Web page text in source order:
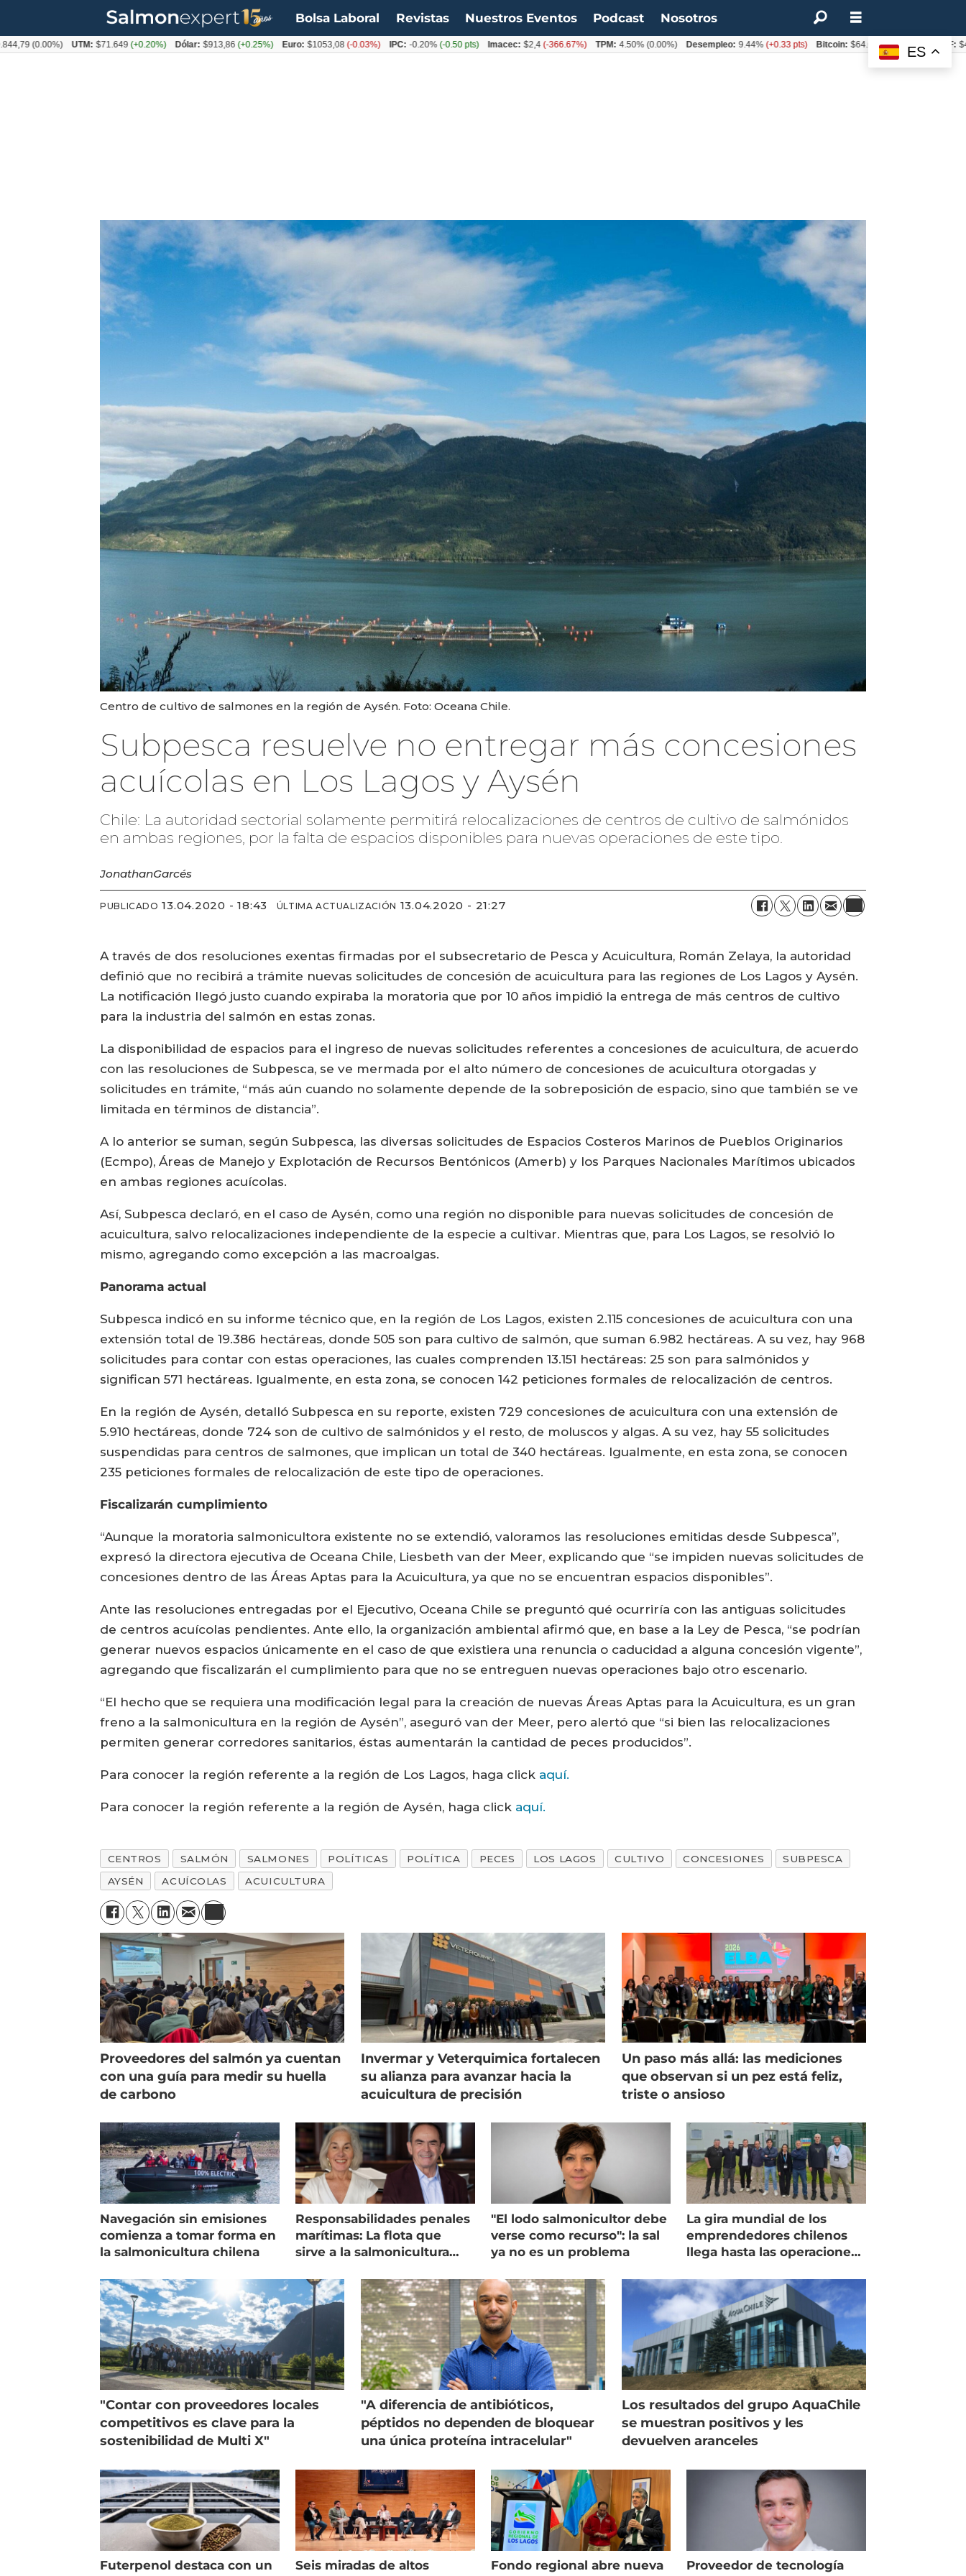
Bolsa Laboral Revistas Nuestros Eventos Podcast Nosotros
Centro de cultivo de salmones en la región de Aysén. Foto: Oceana Chile.
Subpesca resuelve no entregar más concesiones
acuícolas en Los Lagos y Aysén
Chile: La autoridad sectorial solamente permitirá relocalizaciones de centros de cultivo de salmónidos
en ambas regiones, por la falta de espacios disponibles para nuevas operaciones de este tipo.
JonathanGarcés
PUBLICADO 13.04.2020 - 18:43 ÚLTIMA ACTUALIZACIÓN 13.04.2020 - 21:27
A través de dos resoluciones exentas firmadas por el subsecretario de Pesca y Acuicultura, Román Zelaya, la autoridad
definió que no recibirá a trámite nuevas solicitudes de concesión de acuicultura para las regiones de Los Lagos y Aysén.
La notificación llegó justo cuando expiraba la moratoria que por 10 años impidió la entrega de más centros de cultivo
para la industria del salmón en estas zonas.
La disponibilidad de espacios para el ingreso de nuevas solicitudes referentes a concesiones de acuicultura, de acuerdo
con las resoluciones de Subpesca, se ve mermada por el alto número de concesiones de acuicultura otorgadas y
solicitudes en trámite, “más aún cuando no solamente depende de la sobreposición de espacio, sino que también se ve
limitada en términos de distancia”.
A lo anterior se suman, según Subpesca, las diversas solicitudes de Espacios Costeros Marinos de Pueblos Originarios
(Ecmpo), Áreas de Manejo y Explotación de Recursos Bentónicos (Amerb) y los Parques Nacionales Marítimos ubicados
en ambas regiones acuícolas.
Así, Subpesca declaró, en el caso de Aysén, como una región no disponible para nuevas solicitudes de concesión de
acuicultura, salvo relocalizaciones independiente de la especie a cultivar. Mientras que, para Los Lagos, se resolvió lo
mismo, agregando como excepción a las macroalgas.
Panorama actual
Subpesca indicó en su informe técnico que, en la región de Los Lagos, existen 2.115 concesiones de acuicultura con una
extensión total de 19.386 hectáreas, donde 505 son para cultivo de salmón, que suman 6.982 hectáreas. A su vez, hay 968
solicitudes para contar con estas operaciones, las cuales comprenden 13.151 hectáreas: 25 son para salmónidos y
significan 571 hectáreas. Igualmente, en esta zona, se conocen 142 peticiones formales de relocalización de centros.
En la región de Aysén, detalló Subpesca en su reporte, existen 729 concesiones de acuicultura con una extensión de
5.910 hectáreas, donde 724 son de cultivo de salmónidos y el resto, de moluscos y algas. A su vez, hay 55 solicitudes
suspendidas para centros de salmones, que implican un total de 340 hectáreas. Igualmente, en esta zona, se conocen
235 peticiones formales de relocalización de este tipo de operaciones.
Fiscalizarán cumplimiento
“Aunque la moratoria salmonicultora existente no se extendió, valoramos las resoluciones emitidas desde Subpesca”,
expresó la directora ejecutiva de Oceana Chile, Liesbeth van der Meer, explicando que “se impiden nuevas solicitudes de
concesiones dentro de las Áreas Aptas para la Acuicultura, ya que no se encuentran espacios disponibles”.
Ante las resoluciones entregadas por el Ejecutivo, Oceana Chile se preguntó qué ocurriría con las antiguas solicitudes
de centros acuícolas pendientes. Ante ello, la organización ambiental afirmó que, en base a la Ley de Pesca, “se podrían
generar nuevos espacios únicamente en el caso de que existiera una renuncia o caducidad a alguna concesión vigente”,
agregando que fiscalizarán el cumplimiento para que no se entreguen nuevas operaciones bajo otro escenario.
“El hecho que se requiera una modificación legal para la creación de nuevas Áreas Aptas para la Acuicultura, es un gran
freno a la salmonicultura en la región de Aysén”, aseguró van der Meer, pero alertó que “si bien las relocalizaciones
permiten generar corredores sanitarios, éstas aumentarán la cantidad de peces producidos”.
Para conocer la región referente a la región de Los Lagos, haga click aquí.
Para conocer la región referente a la región de Aysén, haga click aquí.
CENTROS SALMÓN SALMONES POLÍTICAS POLÍTICA PECES LOS LAGOS CULTIVO CONCESIONES
SUBPESCA
AYSÉN
ACUÍCOLAS ACUICULTURA
Proveedores del salmón ya cuentan
con una guía para medir su huella
de carbono
Invermar y Veterquimica fortalecen
su alianza para avanzar hacia la
acuicultura de precisión
Un paso más allá: las mediciones
que observan si un pez está feliz,
triste o ansioso
Navegación sin emisiones
comienza a tomar forma en
la salmonicultura chilena
Responsabilidades penales
marítimas: La flota que
sirve a la salmonicultura
"El lodo salmonicultor debe
verse como recurso": la sal
ya no es un problema
La gira mundial de los
emprendedores chilenos
llega hasta las operaciones
"Contar con proveedores locales
competitivos es clave para la
sostenibilidad de Multi X"
"A diferencia de antibióticos,
péptidos no dependen de bloquear
una única proteína intracelular"
Los resultados del grupo AquaChile
se muestran positivos y les
devuelven aranceles
Futerpenol destaca con un
Seis miradas de altos
Fondo regional abre nueva
Proveedor de tecnología
ES
UTM: $71.649(+0.20%) Dólar: $913,86(+0.25%) Euro: $1053,08(-0.03%) IPC: -0.20% (-0.50 pts) Imacec: $2,4(-366.67%) TPM: 4.50%(0.00%) Desempleo: 9.44%(+0.33 pts) Bitcoin: $64.600,08(+2.93%)